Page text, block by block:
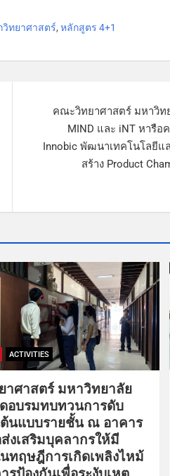
วิทยาศาสตร์, หลักสูตร 4+1
คณะวิทยาศาสตร์ มหาวิ
MIND และ iNT หารือ
Innobic พัฒนาเทคโนโลยีแ
สร้าง Product
ACTIVITIES
ศาสตร์ มหาวิทยาลัย
อบรมทบทวนการดับ
นแบบรายชั้น ณ อาคาร
งเสริมบุคลากรให้มี
ทฤษฎีการเกิดเพลิงไหม้